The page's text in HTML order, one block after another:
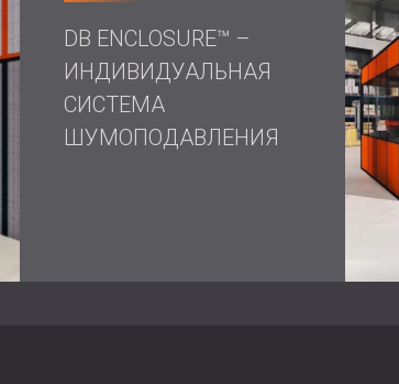
звукоизоляционного решения
шума, создав гораздо более комфортную и
Разборный звукоизолирующий бокс не
но и обеспечивал гибкость,
побудил компанию FESTO поручить
задач, связанных с улучшением акустической
DB ENCLOSURE™ –
ИНДИВИДУАЛЬНАЯ
СИСТЕМА
ШУМОПОДАВЛЕНИЯ